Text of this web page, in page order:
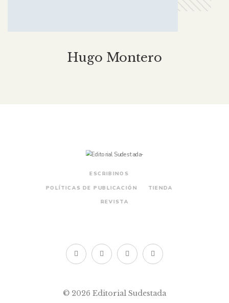
Hugo Montero
ESCRIBINOS
POLÍTICAS DE PUBLICACIÓN TIENDA
REVISTA
© 2026 Editorial Sudestada